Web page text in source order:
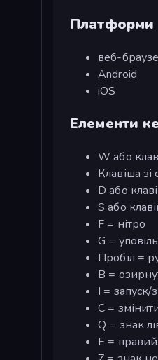
Платформи
веб-
Android
iOS
Елементи
W або
Клавіша
D або
S або
F = нітро
G =
Пробіл =
B =
I = запуск/
C =
Q = знак
E =